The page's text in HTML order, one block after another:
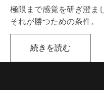
極限まで感覚を研ぎ澄ま
それが勝つための条件。
続きを読む新しいタブで